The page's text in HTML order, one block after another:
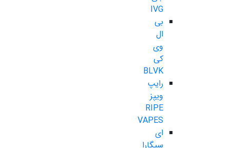
IVG
بی
ال
وی
کی
BLVK
رایپ
ویپز
RIPE
VAPES
ای
سیگارا